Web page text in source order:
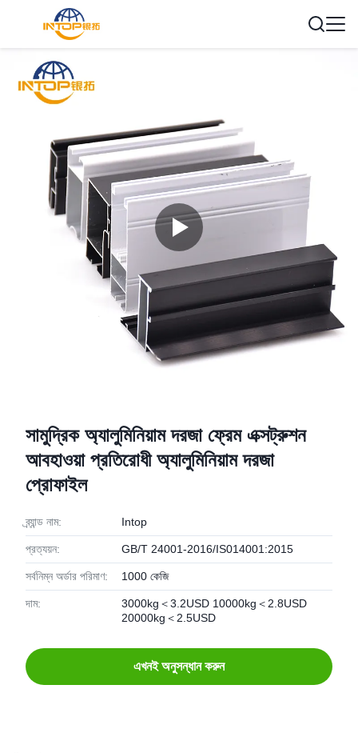
সামুদ্রিক অ্যালুমিনিয়াম দরজা ফ্রেম এক্সট্রুশন
আবহাওয়া প্রতিরোধী অ্যালুমিনিয়াম দরজা
প্রোফাইল
ব্র্যান্ড নাম: Intop
প্রত্যয়ন: GB/T 24001-2016/IS014001:2015
সর্বনিম্ন অর্ডার পরিমাণ: 1000 কেজি
দাম:
3000kg＜3.2USD 10000kg＜2.8USD
20000kg＜2.5USD
এখনই অনুসন্ধান করুন